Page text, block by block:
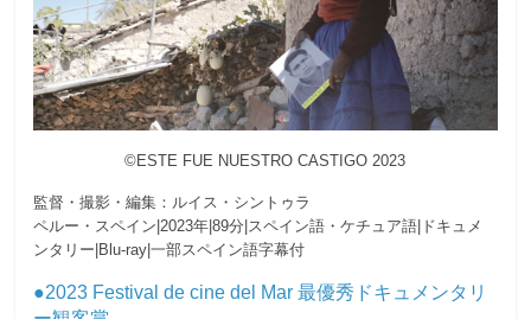
©ESTE FUE NUESTRO CASTIGO 2023
監督・撮影・編集：ルイス・シントゥラ
ペルー・スペイン|2023年|89分|スペイン語・ケチュア語|ドキュメ
ンタリー|Blu-ray|一部スペイン語字幕付
●2023 Festival de cine del Mar 最優秀ドキュメンタリ